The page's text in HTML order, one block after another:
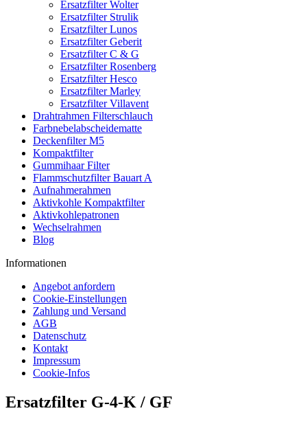
Ersatzfilter Wolter
Ersatzfilter Strulik
Ersatzfilter Lunos
Ersatzfilter Geberit
Ersatzfilter C & G
Ersatzfilter Rosenberg
Ersatzfilter Hesco
Ersatzfilter Marley
Ersatzfilter Villavent
Drahtrahmen Filterschlauch
Farbnebelabscheidematte
Deckenfilter M5
Kompaktfilter
Gummihaar Filter
Flammschutzfilter Bauart A
Aufnahmerahmen
Aktivkohle Kompaktfilter
Aktivkohlepatronen
Wechselrahmen
Blog
Informationen
Angebot anfordern
Cookie-Einstellungen
Zahlung und Versand
AGB
Datenschutz
Kontakt
Impressum
Cookie-Infos
Ersatzfilter G-4-K / GF